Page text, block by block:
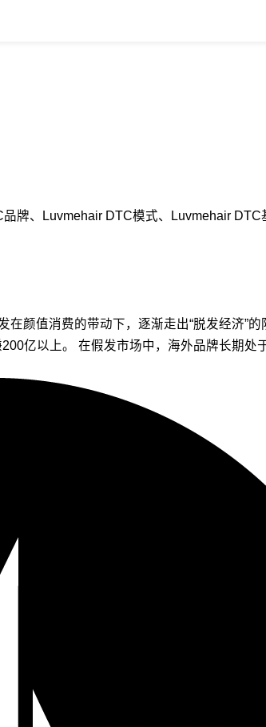
牌、Luvmehair DTC模式、Luvmehair DTC
颜值消费的带动下，逐渐走出“脱发经济”
亿以上。 在假发市场中，海外品牌长期处